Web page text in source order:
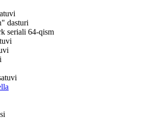
dasturi
seriali 64-qism